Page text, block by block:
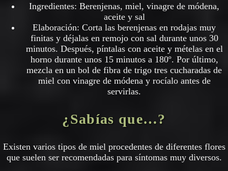
Ingredientes: Berenjenas, miel, vinagre de módena,
aceite y sal
Elaboración: Corta las berenjenas en rodajas muy
finitas y déjalas en remojo con sal durante unos 30
minutos. Después, píntalas con aceite y mételas en el
horno durante unos 15 minutos a 180º. Por último,
mezcla en un bol de fibra de trigo tres cucharadas de
miel con vinagre de módena y rocíalo antes de
servirlas.
¿Sabías que…?
Existen varios tipos de miel procedentes de diferentes flores
que suelen ser recomendadas para síntomas muy diversos.